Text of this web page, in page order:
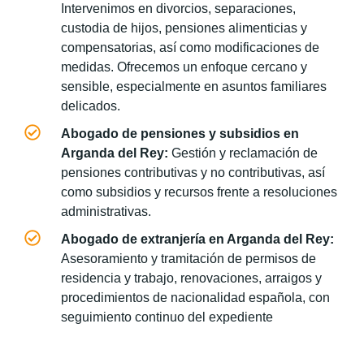
Intervenimos en divorcios, separaciones,
custodia de hijos, pensiones alimenticias y
compensatorias, así como modificaciones de
medidas. Ofrecemos un enfoque cercano y
sensible, especialmente en asuntos familiares
delicados.
Abogado de pensiones y subsidios en
Arganda del Rey: Gestión y reclamación de
pensiones contributivas y no contributivas, así
como subsidios y recursos frente a resoluciones
administrativas.
Abogado de extranjería en Arganda del Rey:
Asesoramiento y tramitación de permisos de
residencia y trabajo, renovaciones, arraigos y
procedimientos de nacionalidad española, con
seguimiento continuo del expediente